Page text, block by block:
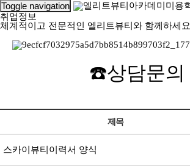
Toggle navigation
취업정보
체계적이고 전문적인 엘리트뷰티와 함께하세요
☎️상담문의
제목
스카이뷰티이력서 양식